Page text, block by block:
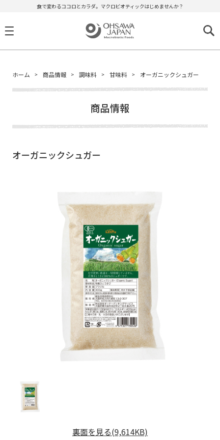
食で変わるココロとカラダ。マクロビオティックはじめませんか？
ホーム 商品情報 調味料 甘味料 オーガニックシュガー
商品情報
オーガニックシュガー
裏面を見る(9,614KB)